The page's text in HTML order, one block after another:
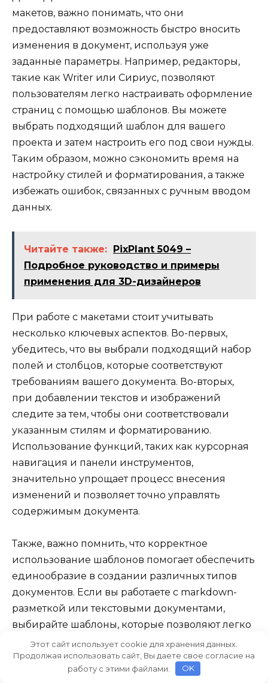
макетов, важно понимать, что они
предоставляют возможность быстро вносить
изменения в документ, используя уже
заданные параметры. Например, редакторы,
такие как Writer или Сириус, позволяют
пользователям легко настраивать оформление
страниц с помощью шаблонов. Вы можете
выбрать подходящий шаблон для вашего
проекта и затем настроить его под свои нужды.
Таким образом, можно сэкономить время на
настройку стилей и форматирования, а также
избежать ошибок, связанных с ручным вводом
данных.
Читайте также: PixPlant 5049 –
Подробное руководство и примеры
применения для 3D-дизайнеров
При работе с макетами стоит учитывать
несколько ключевых аспектов. Во-первых,
убедитесь, что вы выбрали подходящий набор
полей и столбцов, которые соответствуют
требованиям вашего документа. Во-вторых,
при добавлении текстов и изображений
следите за тем, чтобы они соответствовали
указанным стилям и форматированию.
Использование функций, таких как курсорная
навигация и панели инструментов,
значительно упрощает процесс внесения
изменений и позволяет точно управлять
содержимым документа.
Также, важно помнить, что корректное
использование шаблонов помогает обеспечить
единообразие в создании различных типов
документов. Если вы работаете с markdown-
разметкой или текстовыми документами,
выбирайте шаблоны, которые позволяют легко
редактировать и обновлять информацию.
Например, если вам нужно добавить описание
или сделать слияние данных, шаблоны помогут
Этот сайт использует cookie для хранения данных.
Продолжая использовать сайт, Вы даете свое согласие на
работу с этими файлами.
OK